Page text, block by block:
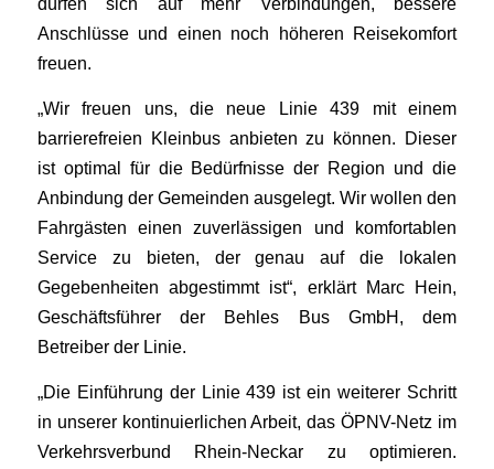
Anschlüsse und einen noch höheren Reisekomfort
freuen.
„Wir freuen uns, die neue Linie 439 mit einem
barrierefreien Kleinbus anbieten zu können. Dieser
ist optimal für die Bedürfnisse der Region und die
Anbindung der Gemeinden ausgelegt. Wir wollen den
Fahrgästen einen zuverlässigen und komfortablen
Service zu bieten, der genau auf die lokalen
Gegebenheiten abgestimmt ist“, erklärt Marc Hein,
Geschäftsführer der Behles Bus GmbH, dem
Betreiber der Linie.
„Die Einführung der Linie 439 ist ein weiterer Schritt
in unserer kontinuierlichen Arbeit, das ÖPNV-Netz im
Verkehrsverbund Rhein-Neckar zu optimieren.